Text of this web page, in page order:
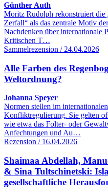
Günther Auth
Moritz Rudolph rekonstruiert
Zerfall“ als das zentrale Motiv
Nachdenken über internationale
Kritischen T…
Sammelrezension / 24.04.2026
Alle Farben des
Weltordnung?
Johanna Speyer
Normen stellen im
Konfliktregulierung. Sie gelten
wie etwa das Folter- oder
Anfechtungen und Au…
Rezension / 16.04.2026
Shaimaa Abdellah,
& Sina Tultschinetski:
gesellschaftliche